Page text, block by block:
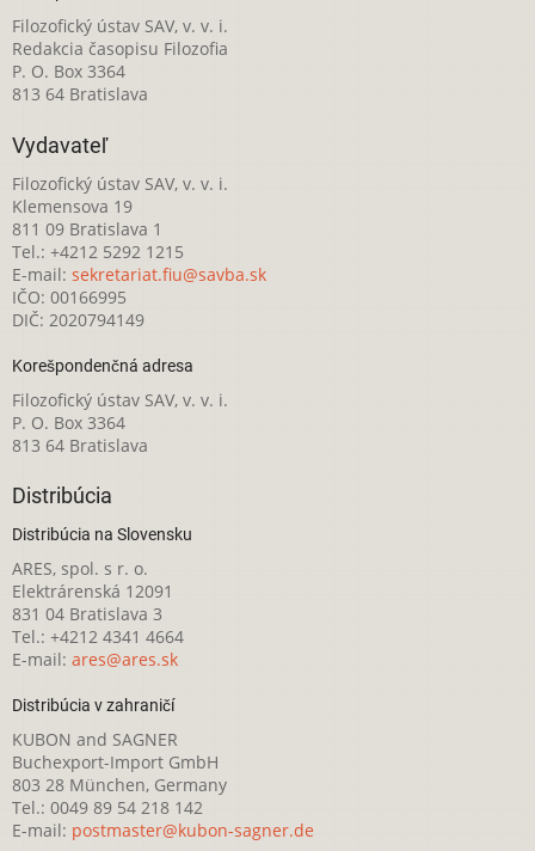
Filozofický ústav SAV, v. v. i.
Redakcia časopisu Filozofia
P. O. Box 3364
813 64 Bratislava
Vydavateľ
Filozofický ústav SAV, v. v. i.
Klemensova 19
811 09 Bratislava 1
Tel.: +4212 5292 1215
E-mail: sekretariat.fiu@savba.sk
IČO: 00166995
DIČ: 2020794149
Korešpondenčná adresa
Filozofický ústav SAV, v. v. i.
P. O. Box 3364
813 64 Bratislava
Distribúcia
Distribúcia na Slovensku
ARES, spol. s r. o.
Elektrárenská 12091
831 04 Bratislava 3
Tel.: +4212 4341 4664
E-mail: ares@ares.sk
Distribúcia v zahraničí
KUBON and SAGNER
Buchexport-Import GmbH
803 28 München, Germany
Tel.: 0049 89 54 218 142
E-mail: postmaster@kubon-sagner.de